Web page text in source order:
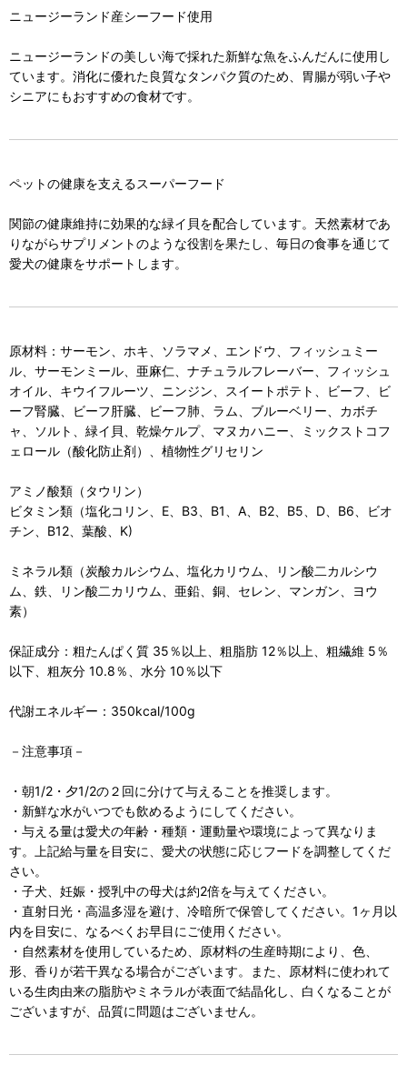
ニュージーランド産シーフード使用
ニュージーランドの美しい海で採れた新鮮な魚をふんだんに使用し
ています。消化に優れた良質なタンパク質のため、胃腸が弱い子や
シニアにもおすすめの食材です。
ペットの健康を支えるスーパーフード
関節の健康維持に効果的な緑イ貝を配合しています。天然素材であ
りながらサプリメントのような役割を果たし、毎日の食事を通じて
愛犬の健康をサポートします。
原材料：サーモン、ホキ、ソラマメ、エンドウ、フィッシュミー
ル、サーモンミール、亜麻仁、ナチュラルフレーバー、フィッシュ
オイル、キウイフルーツ、ニンジン、スイートポテト、ビーフ、ビ
ーフ腎臓、ビーフ肝臓、ビーフ肺、ラム、ブルーベリー、カボチ
ャ、ソルト、緑イ貝、乾燥ケルプ、マヌカハニー、ミックストコフ
ェロール（酸化防止剤）、植物性グリセリン
アミノ酸類（タウリン）
ビタミン類（塩化コリン、E、B3、B1、A、B2、B5、D、B6、ビオ
チン、B12、葉酸、K)
ミネラル類（炭酸カルシウム、塩化カリウム、リン酸二カルシウ
ム、鉄、リン酸二カリウム、亜鉛、銅、セレン、マンガン、ヨウ
素）
保証成分：粗たんぱく質 35％以上、粗脂肪 12％以上、粗繊維 5％
以下、粗灰分 10.8％、水分 10％以下
代謝エネルギー：350kcal/100g
－注意事項－
・朝1/2・夕1/2の２回に分けて与えることを推奨します。
・新鮮な水がいつでも飲めるようにしてください。
・与える量は愛犬の年齢・種類・運動量や環境によって異なりま
す。上記給与量を目安に、愛犬の状態に応じフードを調整してくだ
さい。
・子犬、妊娠・授乳中の母犬は約2倍を与えてください。
・直射日光・高温多湿を避け、冷暗所で保管してください。1ヶ月以
内を目安に、なるべくお早目にご使用ください。
・自然素材を使用しているため、原材料の生産時期により、色、
形、香りが若干異なる場合がございます。また、原材料に使われて
いる生肉由来の脂肪やミネラルが表面で結晶化し、白くなることが
ございますが、品質に問題はございません。